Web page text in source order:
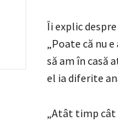
Îi explic
„Poate că nu
să am în casă
el ia diferite
„Atât timp